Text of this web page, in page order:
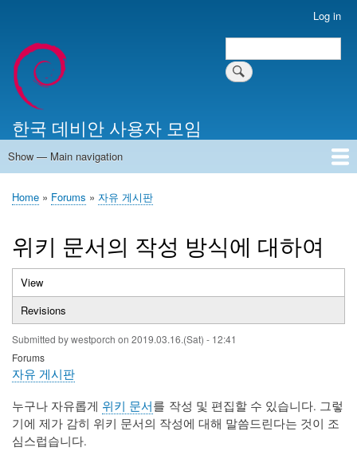
account
menu
Log in
Search
한국 데비안 사용자 모임
Main
Show — Main navigation
Home
알리는 말씀
최근 게시물
위키 문서
미러 서버
Breadcrumb
Home Forums 자유 게시판
위키 문서의 작성 방식에 대하여
Primary
tabs
View
tab)
Revisions
Submitted bywestporch on 2019.03.16.(Sat) - 12:41
Forums
자유 게시판
누구나 자유롭게 위키 문서를 작성 및 편집할 수 있습니다. 그렇
기에 제가 감히 위키 문서의 작성에 대해 말씀드린다는 것이 조
심스럽습니다.